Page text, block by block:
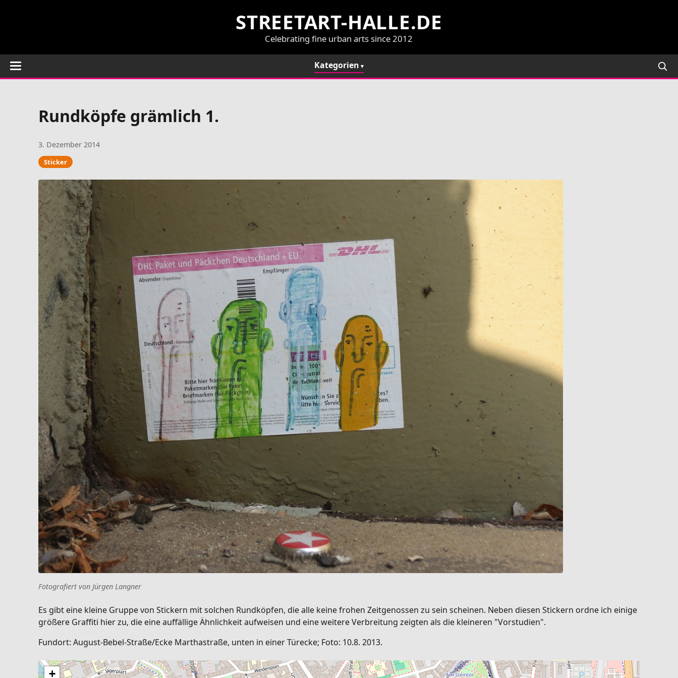
STREETART-HALLE.DE
Celebrating fine urban arts since 2012
Kategorien
Rundköpfe grämlich 1.
3. Dezember 2014
Sticker
Fotografiert von Jürgen Langner
Es gibt eine kleine Gruppe von Stickern mit solchen Rundköpfen, die alle keine frohen Zeitgenossen zu sein scheinen. Neben diesen Stickern ordne ich einige
größere Graffiti hier zu, die eine auffällige Ähnlichkeit aufweisen und eine weitere Verbreitung zeigten als die kleineren "Vorstudien".
Fundort: August-Bebel-Straße/Ecke Marthastraße, unten in einer Türecke; Foto: 10.8. 2013.
+